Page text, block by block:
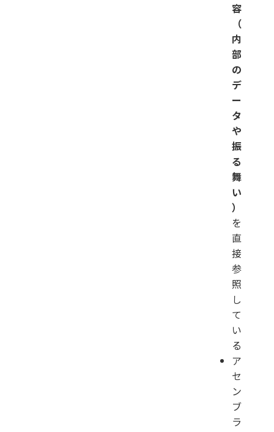
容
（
内
部
の
デ
ー
タ
や
振
る
舞
い
）
を
直
接
参
照
し
て
い
る
ア
セ
ン
ブ
ラ